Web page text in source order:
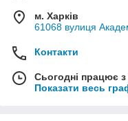
м. Харків
61068 вулиця
Контакти
Сьогодні працює
Показати весь